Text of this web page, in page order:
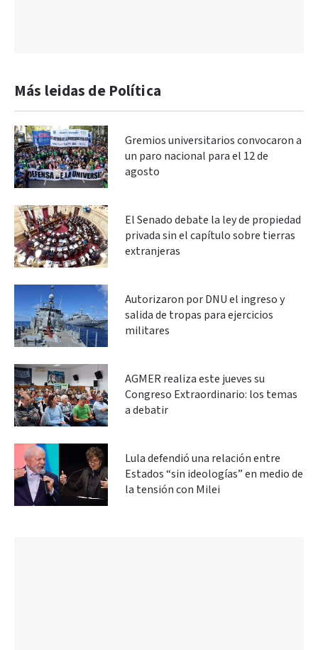
Más leidas de Política
Gremios universitarios convocaron a
un paro nacional para el 12 de
agosto
El Senado debate la ley de propiedad
privada sin el capítulo sobre tierras
extranjeras
Autorizaron por DNU el ingreso y
salida de tropas para ejercicios
militares
AGMER realiza este jueves su
Congreso Extraordinario: los temas
a debatir
Lula defendió una relación entre
Estados “sin ideologías” en medio de
la tensión con Milei